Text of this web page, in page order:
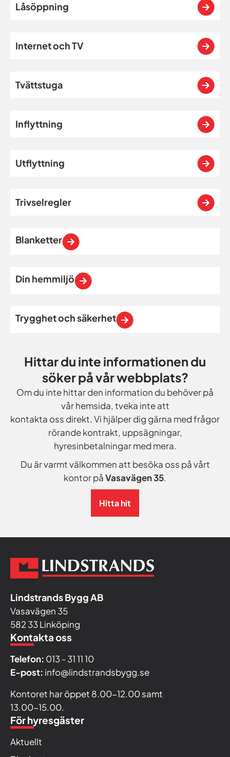
Låsöppning
Internet och TV
Tvättstuga
Inflyttning
Utflyttning
Trivselregler
Blanketter
Din hemmiljö
Trygghet och säkerhet
Hittar du inte informationen du
söker på vår webbplats?
Om du inte hittar den information du behöver på
vår hemsida, tveka inte att
kontakta oss direkt. Vi hjälper dig gärna med frågor
rörande kontrakt, uppsägningar,
hyresinbetalningar med mera.
Du är varmt välkommen att besöka oss på vårt
kontor påVasavägen 35.
Hitta hit
Lindstrands Bygg AB
Vasavägen 35
582 33 Linköping
Kontakta oss
Telefon: 013 - 31 11 10
E-post: info@lindstrandsbygg.se
Kontoret har öppet 8.00-12.00 samt
13.00-15.00.
För hyresgäster
Aktuellt